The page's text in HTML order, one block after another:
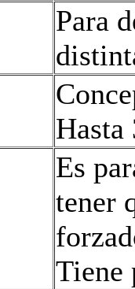
Para
Hasta
Es
tener
Tiene